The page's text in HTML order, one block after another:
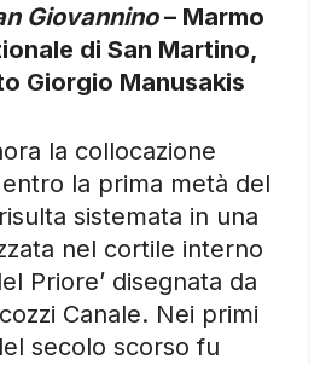
Giovannino– Marmo
di San Martino,
Giorgio Manusakis
la collocazione
la prima metà del
sistemata in una
nel cortile interno
Priore’ disegnata da
Canale. Nei primi
secolo scorso fu